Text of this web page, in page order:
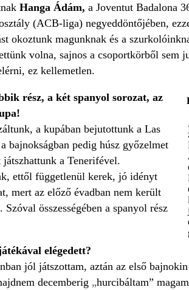
Hanga Ádám, a Joventut Badalona
(ACB-liga) negyeddöntőjében,
okoztunk magunknak és a
volna, sajnos a csoportkörből sem
ez kellemetlen.
rész, a két spanyol sorozat, az
a kupában bejutottunk a Las
bajnokságban pedig húsz győzelmet
a Tenerifével.
ettől függetlenül kerek, jó idényt
mert az előző évadban nem került
összességében a spanyol rész
elégedett?
jól játszottam, aztán az első
decemberig „hurcibáltam”